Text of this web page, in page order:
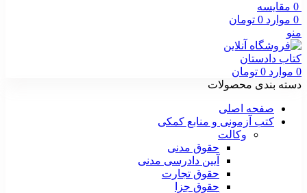
0 مقایسه
0 موارد 0 تومان
منو
0 موارد 0 تومان
دسته بندی محصولات
صفحه اصلی
کتب آزمونی و منابع کمکی
وکالت
حقوق مدنی
آیین دادرسی مدنی
حقوق تجارت
حقوق جزا